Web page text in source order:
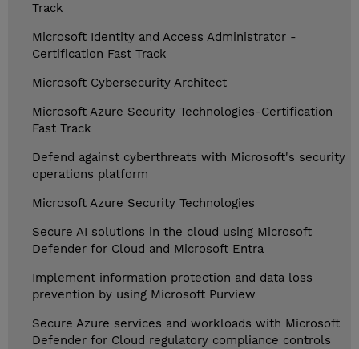
Track
Microsoft Identity and Access Administrator -
Certification Fast Track
Microsoft Cybersecurity Architect
Microsoft Azure Security Technologies-Certification
Fast Track
Defend against cyberthreats with Microsoft's security
operations platform
Microsoft Azure Security Technologies
Secure AI solutions in the cloud using Microsoft
Defender for Cloud and Microsoft Entra
Implement information protection and data loss
prevention by using Microsoft Purview
Secure Azure services and workloads with Microsoft
Defender for Cloud regulatory compliance controls